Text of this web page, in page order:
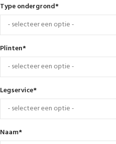
Type ondergrond*
Plinten*
Legservice*
Naam*